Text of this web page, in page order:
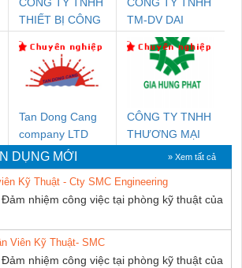
CÔNG TY TNHH
THIẾT BỊ CÔNG
SETSUBI VIỆT
NAM
CONG TY TNHH
TM-DV DAI
DONG THANH
Tan Dong Cang
company LTD
CÔNG TY TNHH
THƯƠNG MẠI
DỊCH VỤ KỸ
THUẬT ĐIỆN CƠ
GIA HƯNG
PHÁT
DỤNG MỚI » Xem tất cả
Kỹ Thuật - Cty SMC Engineering
nhiệm công việc tại phòng kỹ thuật của
Viên Kỹ Thuật- SMC
nhiệm công việc tại phòng kỹ thuật của